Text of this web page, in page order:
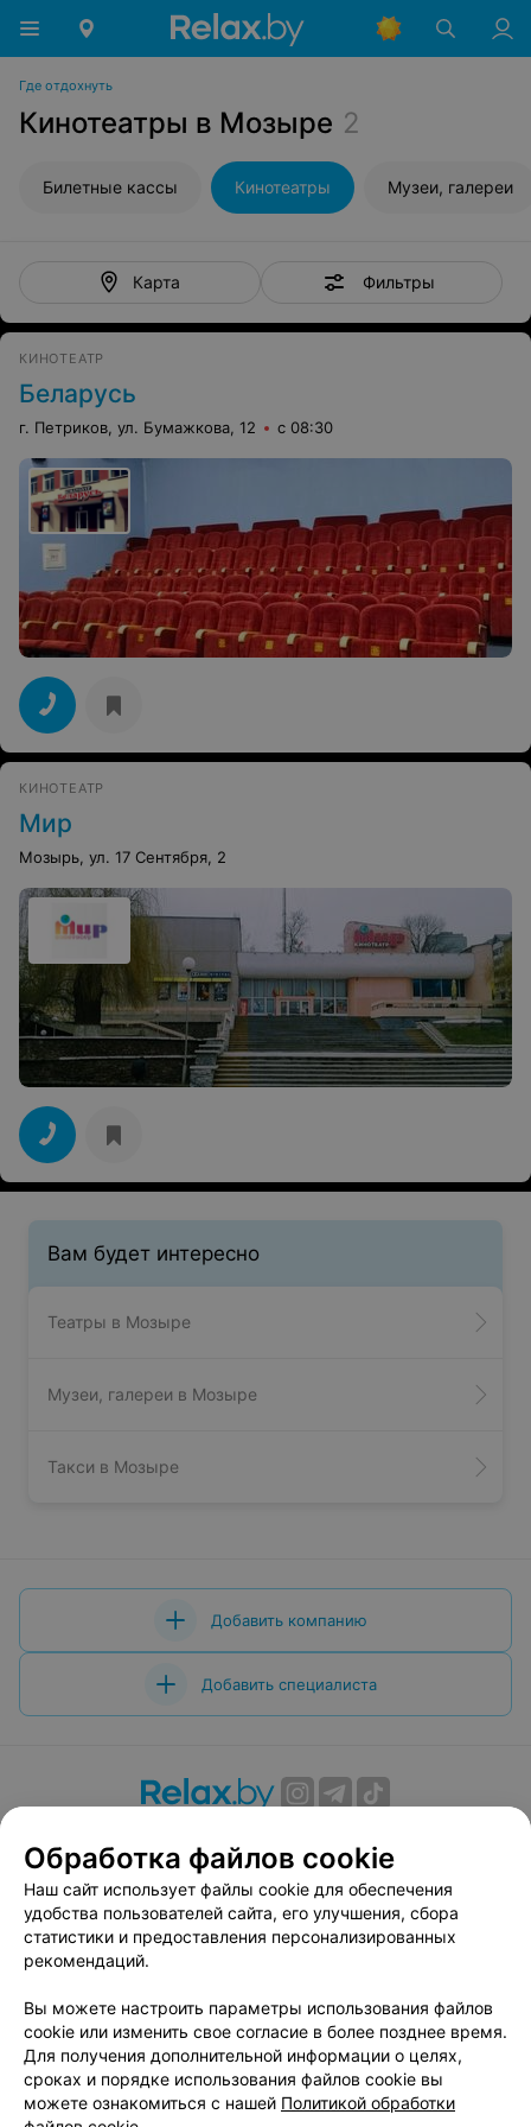
Где отдохнуть
Кинотеатры в Мозыре 2
Билетные кассы Кинотеатры Музеи, галереи
Карта Фильтры
КИНОТЕАТР
Беларусь
г. Петриков, ул. Бумажкова, 12 с 08:30
КИНОТЕАТР
Мир
Мозырь, ул. 17 Сентября, 2
Вам будет интересно
Театры в Мозыре
Музеи, галереи в Мозыре
Такси в Мозыре
Добавить компанию
Добавить специалиста
Вакансии
Публичный договор
Способы оплаты
Публичный договор по использованию сервиса
«Афиша»
Пользовательское соглашение
Связаться по вопросам сотрудничества
Написать руководителю relax.by
Персональные настройки cookie
Обработка персональных данных
Обработка файлов cookie
Наш сайт использует файлы cookie для обеспечения
удобства пользователей сайта, его улучшения, сбора
статистики и предоставления персонализированных
рекомендаций.
Вы можете настроить параметры использования файлов
cookie или изменить свое согласие в более позднее время.
Для получения дополнительной информации о целях,
сроках и порядке использования файлов cookie вы
можете ознакомиться с нашей Политикой обработки